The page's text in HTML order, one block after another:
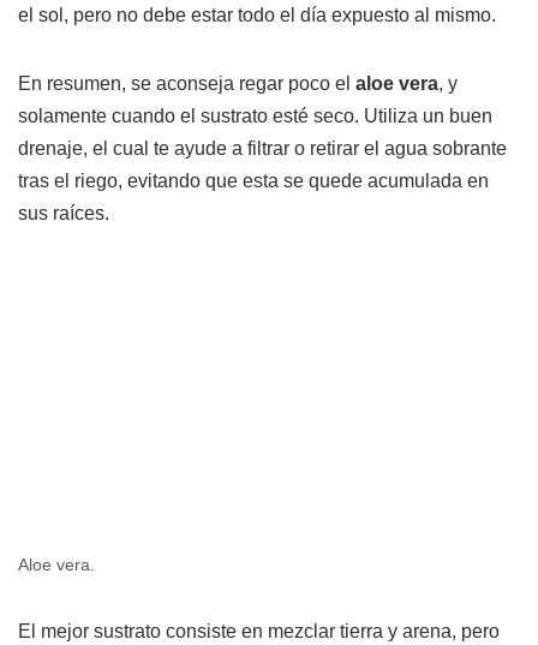
el sol, pero no debe estar todo el día expuesto al mismo.
En resumen, se aconseja regar poco el aloe vera, y
solamente cuando el sustrato esté seco. Utiliza un buen
drenaje, el cual te ayude a filtrar o retirar el agua sobrante
tras el riego, evitando que esta se quede acumulada en
sus raíces.
Aloe vera.
El mejor sustrato consiste en mezclar tierra y arena, pero